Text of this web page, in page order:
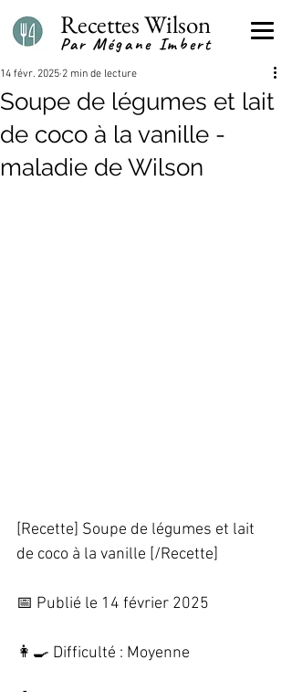
Par Mégane Imbert
Recettes Wilson
Soupe de légumes et lait
de coco à la vanille -
maladie de Wilson
14 févr. 2025 2 min de lecture
[Recette] Soupe de légumes et lait
de coco à la vanille [/Recette]
📅 Publié le 14 février 2025
👩‍🍳 Difficulté : Moyenne